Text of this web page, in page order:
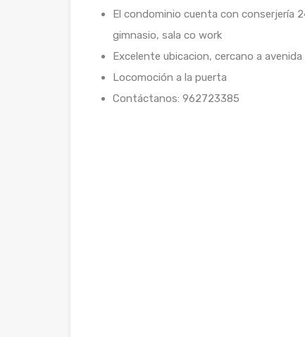
El condominio cuenta con conserjería
gimnasio, sala co work
Excelente ubicacion, cercano a
Locomoción a la puerta
Contáctanos: 962723385